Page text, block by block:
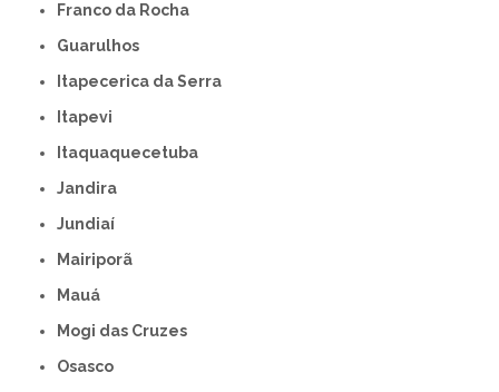
Franco da Rocha
Guarulhos
Itapecerica da Serra
Itapevi
Itaquaquecetuba
Jandira
Jundiaí
Mairiporã
Mauá
Mogi das Cruzes
Osasco